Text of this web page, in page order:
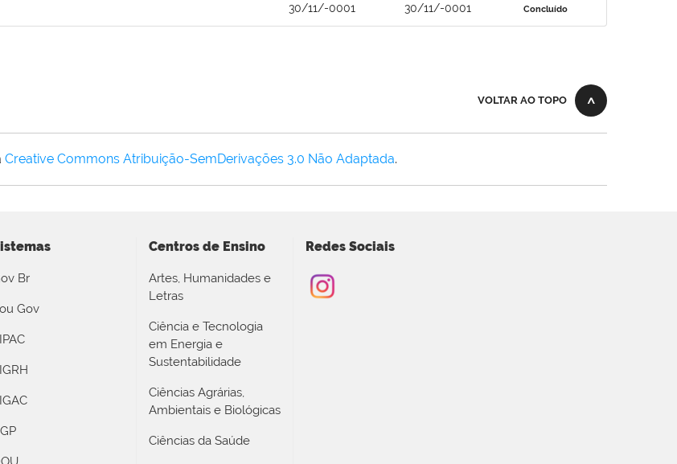
30/11/-0001 30/11/-0001 Concluído
VOLTAR AO TOPO
Creative Commons Atribuição-SemDerivações 3.0 Não Adaptada.
Br
Gov
Centros de Ensino
Artes, Humanidades e
Letras
Ciência e Tecnologia
em Energia e
Sustentabilidade
Ciências Agrárias,
Ambientais e Biológicas
Ciências da Saúde
Redes Sociais